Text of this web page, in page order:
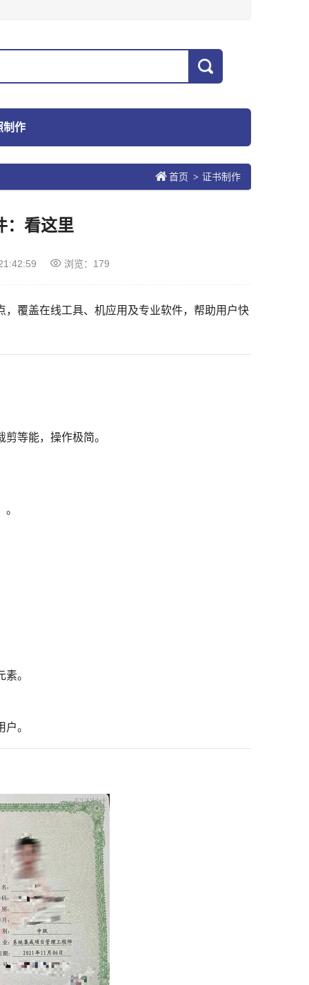
制作
首页 > 证书制作
：看这里
浏览：179
覆盖在线工具、机应用及专业软件，帮助用户快
等能，操作极简。
。
。